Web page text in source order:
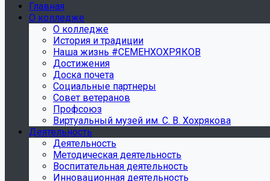
Главная
О колледже
О колледже
История и традиции
Наша жизнь #СЕМЕНХОХРЯКОВ
Достижения
Доска почета
Социальные партнеры
Совет ветеранов
Профсоюз
Виртуальный музей им. С. В. Хохрякова
Деятельность
Деятельность
Методическая деятельность
Воспитательная деятельность
Инновационная деятельность